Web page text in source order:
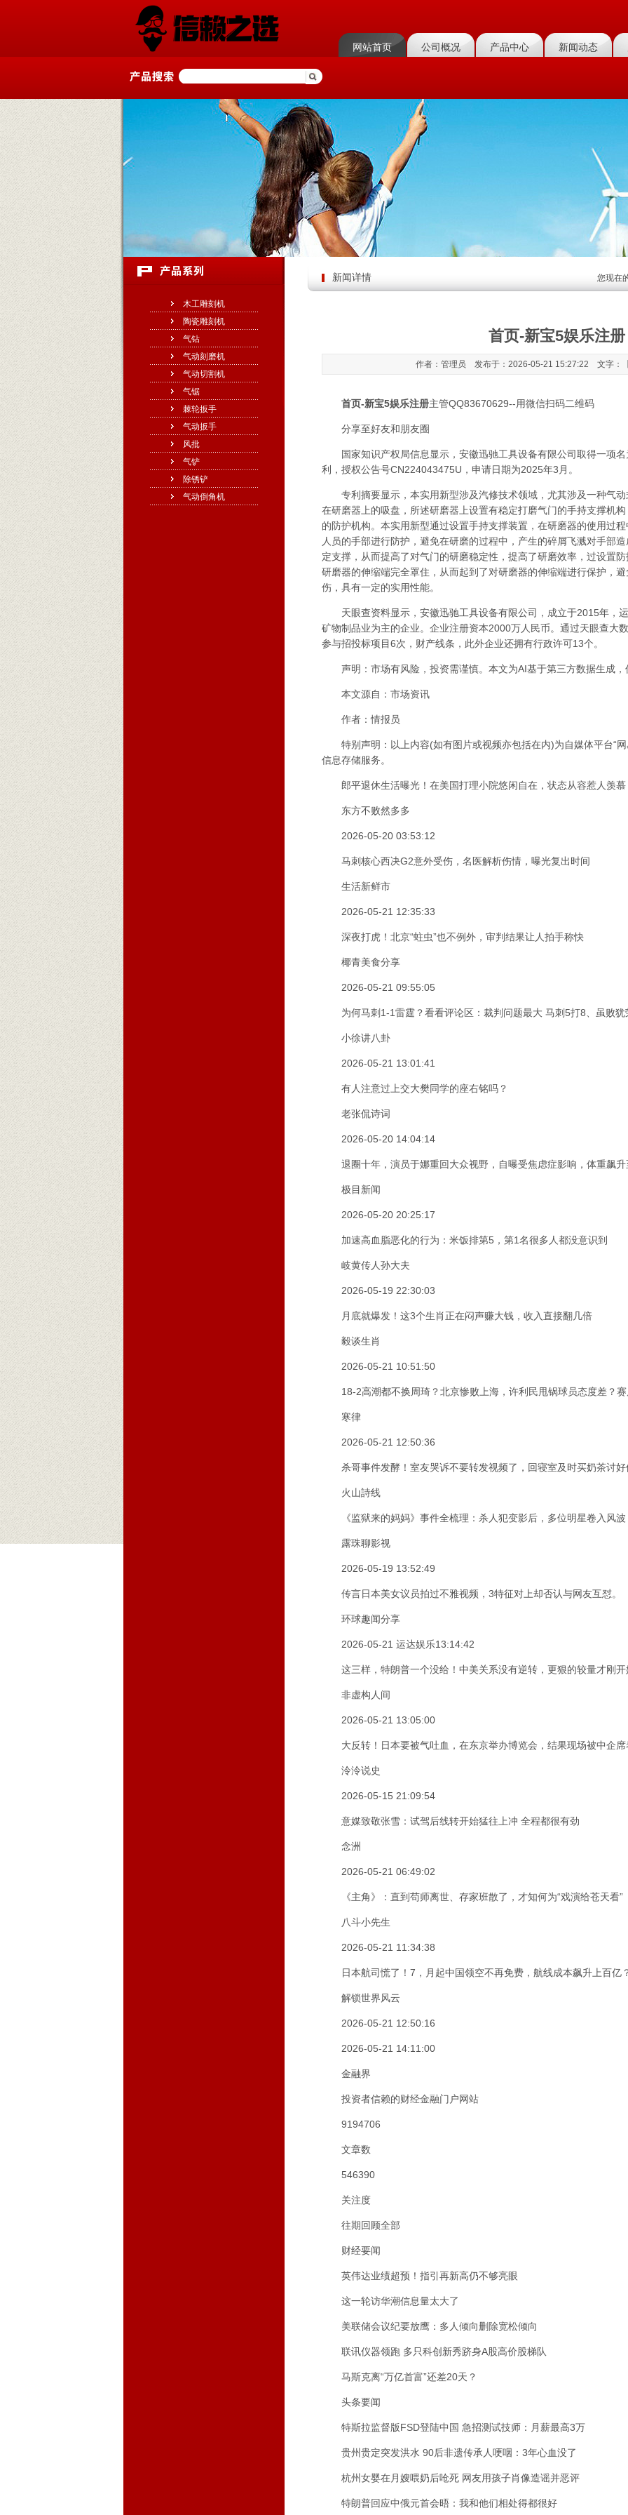
网站首页 公司概况 产品中心 新闻动态
木工雕刻机
陶瓷雕刻机
气钻
气动刻磨机
气动切割机
气锯
棘轮扳手
气动扳手
风批
气铲
除锈铲
气动倒角机
新闻详情 您现在
首页-新宝5娱乐注册
作者：管理员 发布于：2026-05-21 15:27:22 文字：
首页-新宝5娱乐注册主管QQ83670629--用微信扫码二维码
分享至好友和朋友圈
国家知识产权局信息显示，安徽迅驰工具设备有限公司取得一项名
利，授权公告号CN224043475U，申请日期为2025年3月。
专利摘要显示，本实用新型涉及汽修技术领域，尤其涉及一种气动
在研磨器上的吸盘，所述研磨器上设置有稳定打磨气门的手持支撑机
的防护机构。本实用新型通过设置手持支撑装置，在研磨器的使用过
人员的手部进行防护，避免在研磨的过程中，产生的碎屑飞溅对手部
定支撑，从而提高了对气门的研磨稳定性，提高了研磨效率，过设置
研磨器的伸缩端完全罩住，从而起到了对研磨器的伸缩端进行保护，
伤，具有一定的实用性能。
天眼查资料显示，安徽迅驰工具设备有限公司，成立于2015年，
矿物制品业为主的企业。企业注册资本2000万人民币。通过天眼查大
参与招投标项目6次，财产线条，此外企业还拥有行政许可13个。
声明：市场有风险，投资需谨慎。本文为AI基于第三方数据生成，
本文源自：市场资讯
作者：情报员
特别声明：以上内容(如有图片或视频亦包括在内)为自媒体平台“网
信息存储服务。
郎平退休生活曝光！在美国打理小院悠闲自在，状态从容惹人羡慕
东方不败然多多
2026-05-20 03:53:12
马刺核心西决G2意外受伤，名医解析伤情，曝光复出时间
生活新鲜市
2026-05-21 12:35:33
深夜打虎！北京“蛀虫”也不例外，审判结果让人拍手称快
椰青美食分享
2026-05-21 09:55:05
为何马刺1-1雷霆？看看评论区：裁判问题最大 马刺5打8、虽败犹
小徐讲八卦
2026-05-21 13:01:41
有人注意过上交大樊同学的座右铭吗？
老张侃诗词
2026-05-20 14:04:14
退圈十年，演员于娜重回大众视野，自曝受焦虑症影响，体重飙升
极目新闻
2026-05-20 20:25:17
加速高血脂恶化的行为：米饭排第5，第1名很多人都没意识到
岐黄传人孙大夫
2026-05-19 22:30:03
月底就爆发！这3个生肖正在闷声赚大钱，收入直接翻几倍
毅谈生肖
2026-05-21 10:51:50
18-2高潮都不换周琦？北京惨败上海，许利民甩锅球员态度差？赛
寒律
2026-05-21 12:50:36
杀哥事件发酵！室友哭诉不要转发视频了，回寝室及时买奶茶讨好
火山詩线
《监狱来的妈妈》事件全梳理：杀人犯变影后，多位明星卷入风波
露珠聊影视
2026-05-19 13:52:49
传言日本美女议员拍过不雅视频，3特征对上却否认与网友互怼。
环球趣闻分享
2026-05-21 运达娱乐13:14:42
这三样，特朗普一个没给！中美关系没有逆转，更狠的较量才刚开
非虚构人间
2026-05-21 13:05:00
大反转！日本要被气吐血，在东京举办博览会，结果现场被中企席
泠泠说史
2026-05-15 21:09:54
意媒致敬张雪：试驾后线转开始猛往上冲 全程都很有劲
念洲
2026-05-21 06:49:02
《主角》：直到苟师离世、存家班散了，才知何为“戏演给苍天看”
八斗小先生
2026-05-21 11:34:38
日本航司慌了！7，月起中国领空不再免费，航线成本飙升上百亿
解锁世界风云
2026-05-21 12:50:16
2026-05-21 14:11:00
金融界
投资者信赖的财经金融门户网站
9194706
文章数
546390
关注度
往期回顾全部
财经要闻
英伟达业绩超预！指引再新高仍不够亮眼
这一轮访华潮信息量太大了
美联储会议纪要放鹰：多人倾向删除宽松倾向
联讯仪器领跑 多只科创新秀跻身A股高价股梯队
马斯克离“万亿首富”还差20天？
头条要闻
特斯拉监督版FSD登陆中国 急招测试技师：月薪最高3万
贵州贵定突发洪水 90后非遗传承人哽咽：3年心血没了
杭州女婴在月嫂喂奶后呛死 网友用孩子肖像造谣并恶评
特朗普回应中俄元首会晤：我和他们相处得都很好